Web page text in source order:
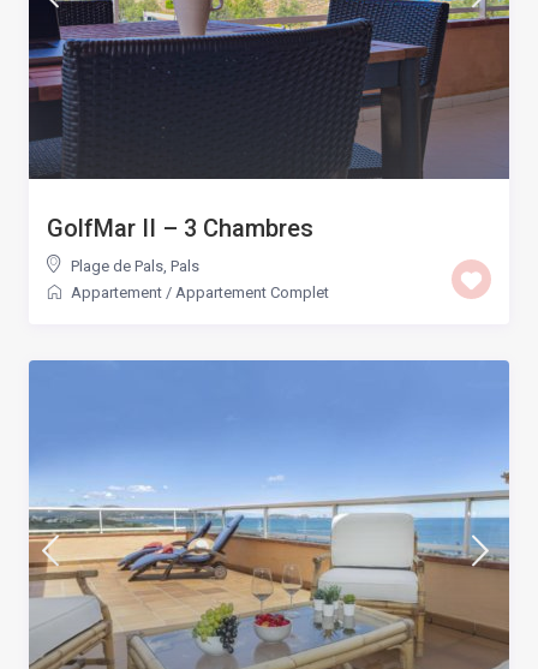
GolfMar II – 3 Chambres
Plage de Pals, Pals
Appartement / Appartement Complet